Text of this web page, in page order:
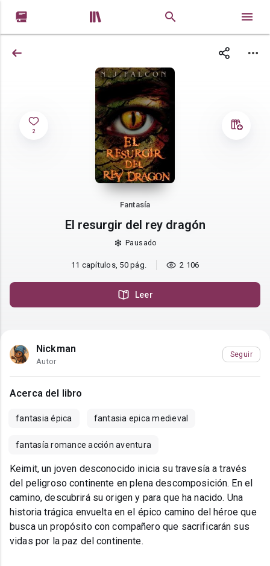
 
2
Fantasía
El resurgir del rey dragón
Pausado
11 capítulos, 50 pág. 2 106
Leer
Nickman
Autor
Seguir
Acerca del libro
fantasia épica fantasia epica medieval
fantasía romance acción aventura
Keimit, un joven desconocido inicia su travesía a través
del peligroso continente en plena descomposición. En el
camino, descubrirá su origen y para que ha nacido. Una
historia trágica envuelta en el épico camino del héroe que
busca un propósito con compañero que sacrificarán sus
vidas por la paz del continente.